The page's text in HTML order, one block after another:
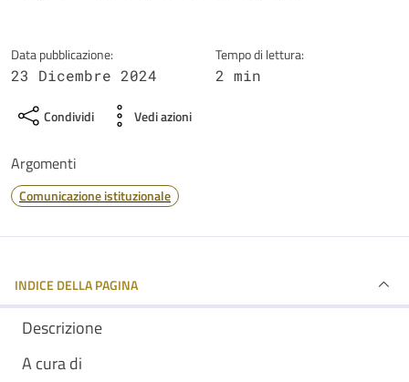
Data pubblicazione:
23 Dicembre 2024
Tempo di lettura:
2 min
Condividi Vedi azioni
Argomenti
Comunicazione istituzionale
INDICE DELLA PAGINA
Descrizione
A cura di